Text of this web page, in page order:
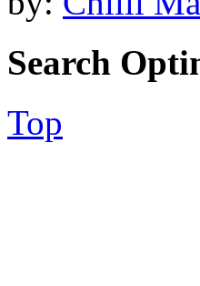
Search
Top